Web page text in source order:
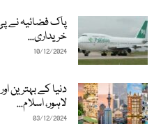
پاک فضائیہ نے
خریداری...
10/12/2024
دنیا کے بہترین
لاہور، اسلام...
03/12/2024